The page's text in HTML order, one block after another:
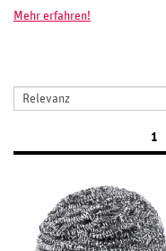
Mehr erfahren!
1